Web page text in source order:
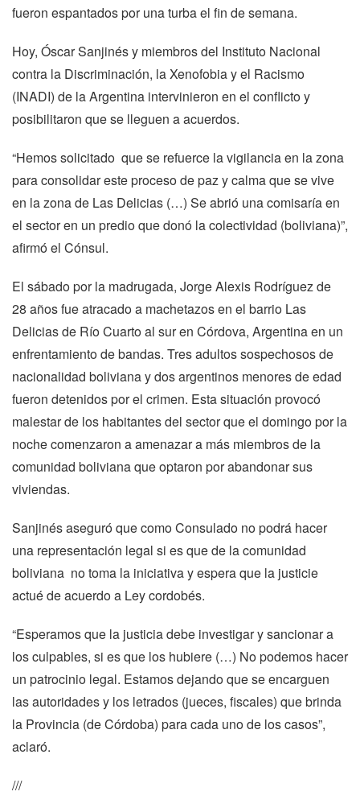
fueron espantados por una turba el fin de semana.
Hoy, Óscar Sanjinés y miembros del Instituto Nacional
contra la Discriminación, la Xenofobia y el Racismo
(INADI) de la Argentina intervinieron en el conflicto y
posibilitaron que se lleguen a acuerdos.
“Hemos solicitado que se refuerce la vigilancia en la zona
para consolidar este proceso de paz y calma que se vive
en la zona de Las Delicias (…) Se abrió una comisaría en
el sector en un predio que donó la colectividad (boliviana)”,
afirmó el Cónsul.
El sábado por la madrugada, Jorge Alexis Rodríguez de
28 años fue atracado a machetazos en el barrio Las
Delicias de Río Cuarto al sur en Córdova, Argentina en un
enfrentamiento de bandas. Tres adultos sospechosos de
nacionalidad boliviana y dos argentinos menores de edad
fueron detenidos por el crimen. Esta situación provocó
malestar de los habitantes del sector que el domingo por la
noche comenzaron a amenazar a más miembros de la
comunidad boliviana que optaron por abandonar sus
viviendas.
Sanjinés aseguró que como Consulado no podrá hacer
una representación legal si es que de la comunidad
boliviana no toma la iniciativa y espera que la justicie
actué de acuerdo a Ley cordobés.
“Esperamos que la justicia debe investigar y sancionar a
los culpables, si es que los hubiere (…) No podemos hacer
un patrocinio legal. Estamos dejando que se encarguen
las autoridades y los letrados (jueces, fiscales) que brinda
la Provincia (de Córdoba) para cada uno de los casos”,
aclaró.
///